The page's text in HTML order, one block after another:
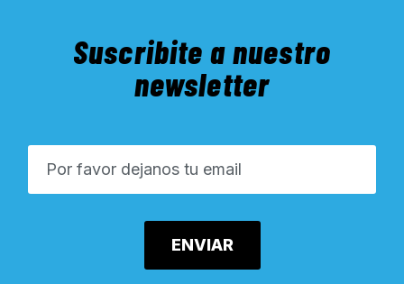
Suscribite a nuestro
newsletter